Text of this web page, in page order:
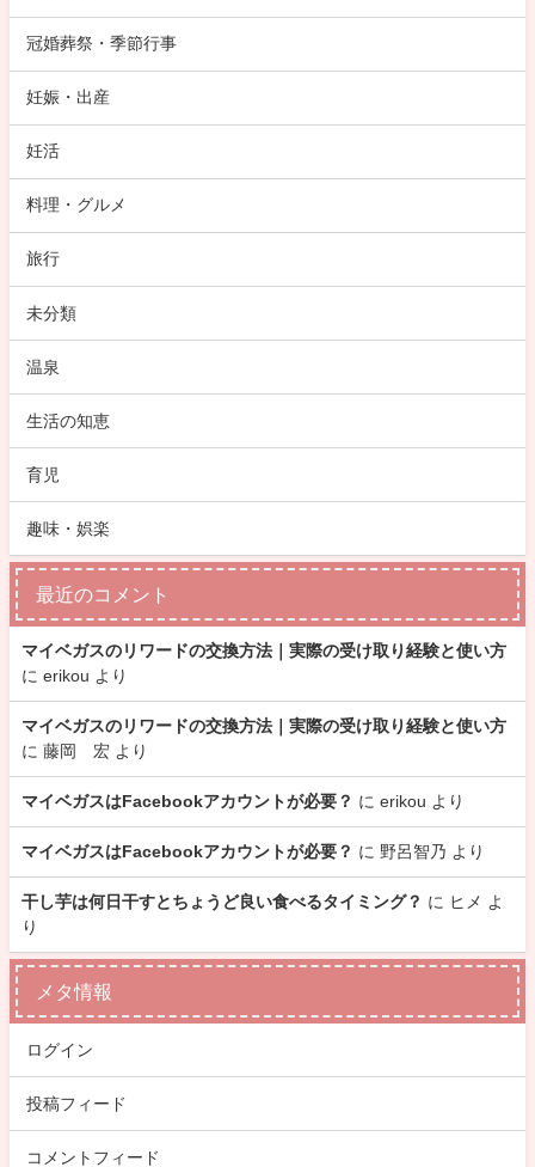
冠婚葬祭・季節行事
妊娠・出産
妊活
料理・グルメ
旅行
未分類
温泉
生活の知恵
育児
趣味・娯楽
最近のコメント
マイベガスのリワードの交換方法｜実際の受け取り経験と使い方
に erikou より
マイベガスのリワードの交換方法｜実際の受け取り経験と使い方
に 藤岡 宏 より
マイベガスはFacebookアカウントが必要？ に erikou より
マイベガスはFacebookアカウントが必要？ に 野呂智乃 より
干し芋は何日干すとちょうど良い食べるタイミング？ に ヒメ よ
り
メタ情報
ログイン
投稿フィード
コメントフィード